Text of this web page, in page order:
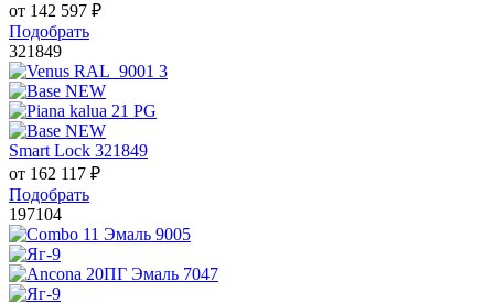
от 142 597 ₽
Подобрать
321849
Smart Lock 321849
от 162 117 ₽
Подобрать
197104